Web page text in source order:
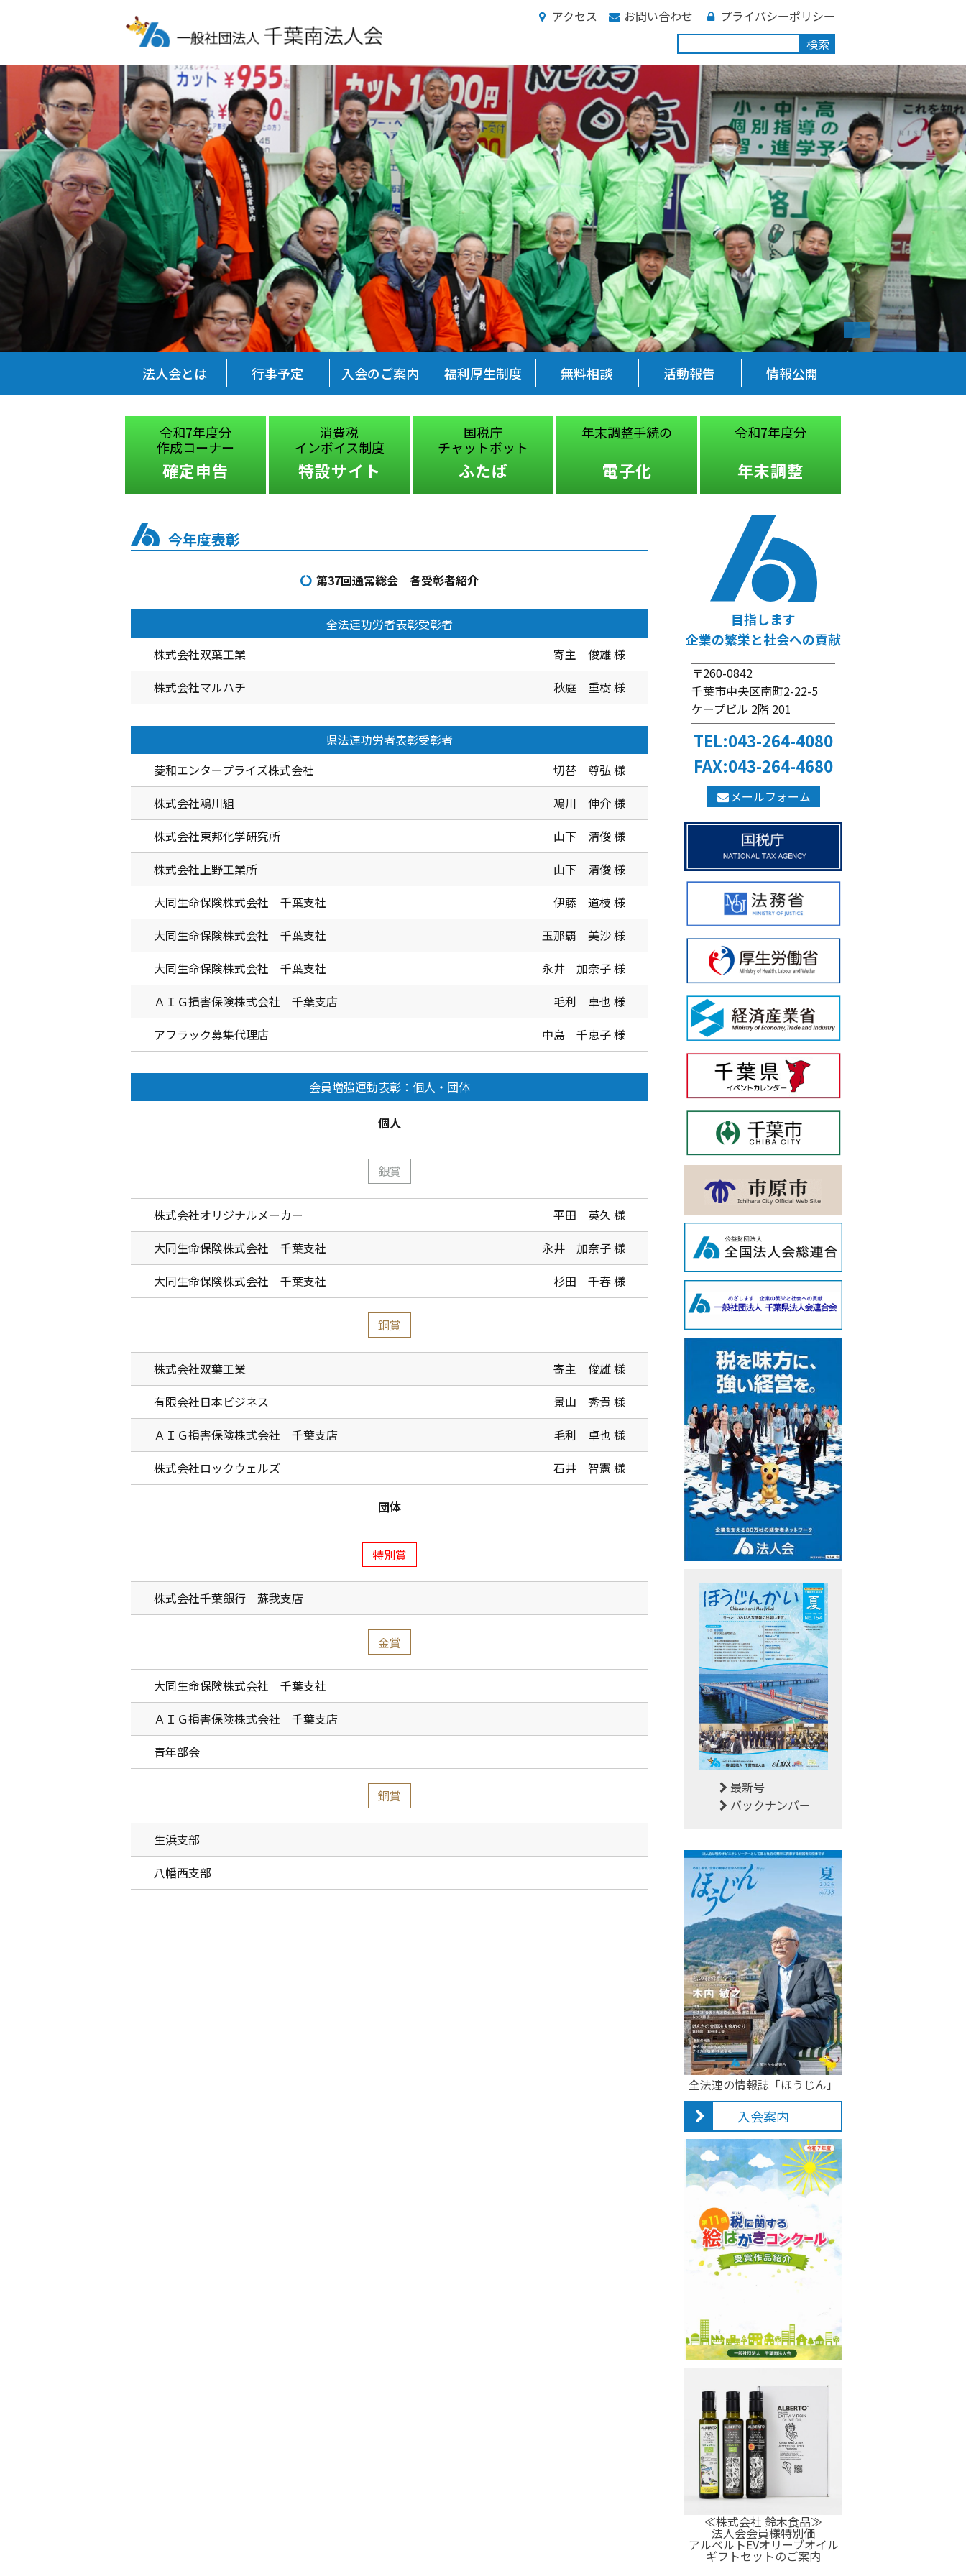
アクセス お問い合わせ
プライバシーポリシー
検索
法人会とは 行事予定 入会のご案内 福利厚生制度 無料相談 活動報告 情報公開
令和7年度分
作成コーナー
確定申告
消費税
インボイス制度
特設サイト
国税庁
チャットボット
ふたば
年末調整手続の
電子化
令和7年度分
年末調整
今年度表彰
第37回通常総会 各受彰者紹介
全法連功労者表彰受彰者
株式会社双葉工業
寄主 俊雄 様
株式会社マルハチ
秋庭 重樹 様
県法連功労者表彰受彰者
菱和エンタープライズ株式会社
切替 尊弘 様
株式会社鳰川組
鳰川 伸介 様
株式会社東邦化学研究所
山下 清俊 様
株式会社上野工業所
山下 清俊 様
大同生命保険株式会社 千葉支社
伊藤 道枝 様
大同生命保険株式会社 千葉支社
玉那覇 美沙 様
大同生命保険株式会社 千葉支社
永井 加奈子 様
ＡＩＧ損害保険株式会社 千葉支店
毛利 卓也 様
アフラック募集代理店
中島 千恵子 様
会員増強運動表彰：個人・団体
個人
銀賞
株式会社オリジナルメーカー
平田 英久 様
大同生命保険株式会社 千葉支社
永井 加奈子 様
大同生命保険株式会社 千葉支社
杉田 千春 様
銅賞
株式会社双葉工業
寄主 俊雄 様
有限会社日本ビジネス
景山 秀貴 様
ＡＩＧ損害保険株式会社 千葉支店
毛利 卓也 様
株式会社ロックウェルズ
石井 智憲 様
団体
特別賞
株式会社千葉銀行 蘇我支店
金賞
大同生命保険株式会社 千葉支社
ＡＩＧ損害保険株式会社 千葉支店
青年部会
銅賞
生浜支部
八幡西支部
目指します
企業の繁栄と社会への貢献
〒260-0842
千葉市中央区南町2-22-5
ケープビル 2階 201
TEL:043-264-4080
FAX:043-264-4680
メールフォーム
最新号
バックナンバー
全法連の情報誌「ほうじん」
入会案内
≪株式会社 鈴木食品≫
法人会会員様特別価
アルベルトEVオリーブオイル
ギフトセットのご案内